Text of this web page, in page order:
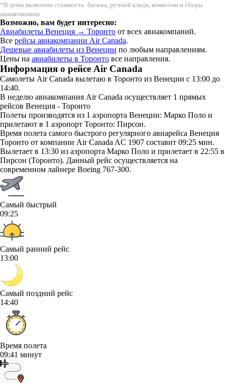
*В цены включена стоимость: багажа, ручной клади, комиссии и сборы
авиакомпании
Возможно, вам будет интересно:
Авиабилеты Венеция → Торонто от всех авиакомпаний.
Все рейсы авиакомпании Air Canada.
Дешевые авиабилеты из Венеции по любым направлениям.
Цены на авиабилеты в Торонто все направления.
Информация о рейсе Air Canada
Самолеты Air Canada вылетаю в Торонто из Венеции с 13:00 до
14:40.
В неделю авиакомпания Air Canada осуществляет 1 прямых
рейсов Венеция - Торонто
Полеты производятся из 1 аэропорта Венеции: Марко Поло и
прилетают в 1 аэропорт Торонто: Пирсон.
Время полета самого быстрого регулярного авиарейса Венеция
Торонто от компании Air Canada AC 1907 составит 09:25 мин.
Вылетает в 13:30 из аэропорта Марко Поло и прилетает в 22:55 в
Пирсон (Торонто). Данный рейс осуществляется на
современном лайнере Boeing 767-300.
Самый быстрый
09:25
Самый ранний рейс
13:00
Самый поздний рейс
14:40
Время полета
09:41 минут